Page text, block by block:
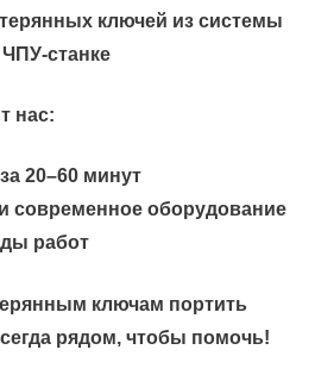
ключей из системы
станке
нас:
20–60 минут
современное оборудование
работ
ключам портить
рядом, чтобы помочь!